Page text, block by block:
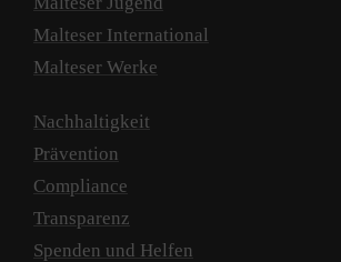
Malteser International
Malteser Werke
Nachhaltigkeit
Prävention
Compliance
Transparenz
Spenden und Helfen